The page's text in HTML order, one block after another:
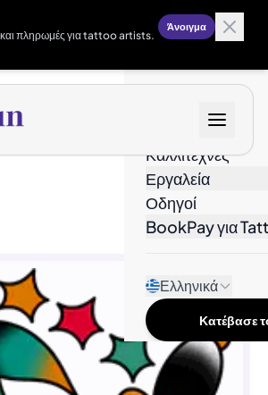
και πληρωμές για tattoo artists.
Άνοιγμα
Καλλιτέχνες
Εργαλεία
Οδηγοί
BookPay για
Ελληνικά
Κατέβασε